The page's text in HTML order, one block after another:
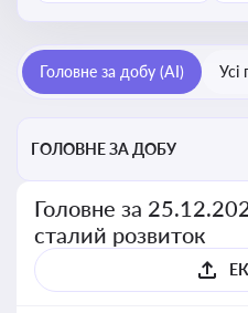
Головне за добу (AI) Усі
ГОЛОВНЕ ЗА ДОБУ
Головне за
сталий розвиток